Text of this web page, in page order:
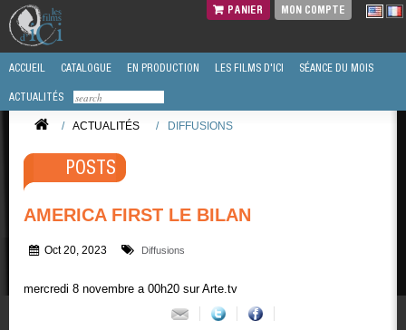
PANIER MON COMPTE
ACCUEIL CATALOGUE EN PRODUCTION LES FILMS D'ICI SÉANCE DU MOIS
ACTUALITÉS
/ ACTUALITÉS / DIFFUSIONS
POSTS
AMERICA FIRST LE BILAN
Oct 20, 2023 Diffusions
mercredi 8 novembre a 00h20 sur Arte.tv